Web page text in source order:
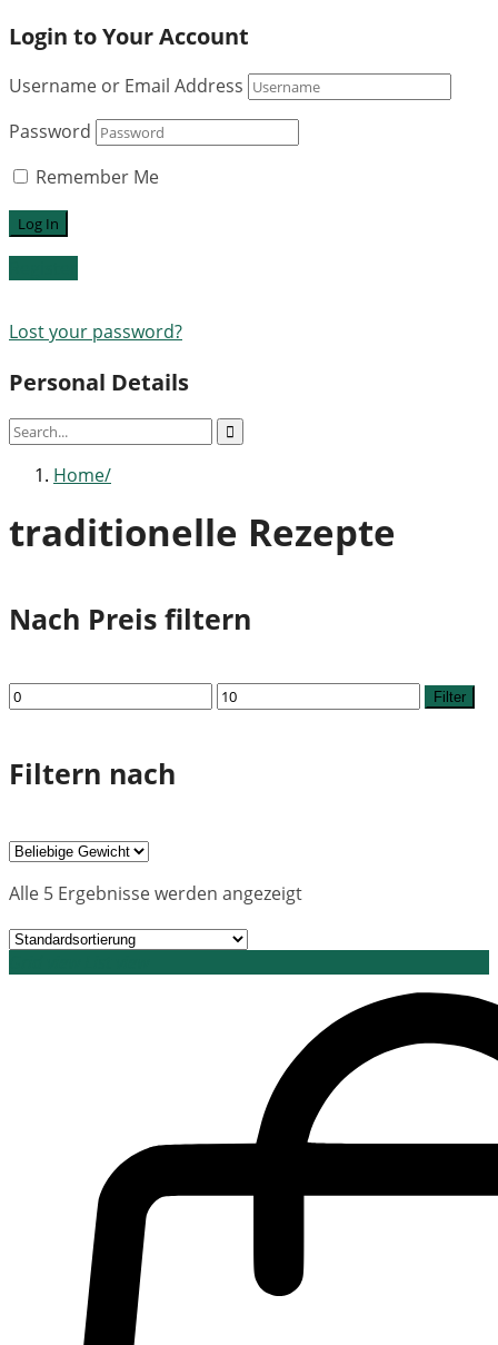
Login to Your Account
Username or Email Address
Password
Remember Me
Lost your password?
Personal Details
Home
traditionelle Rezepte
Nach Preis filtern
Min.
Preis
Max.
Preis
Filter
Filtern nach
Alle 5 Ergebnisse werden angezeigt